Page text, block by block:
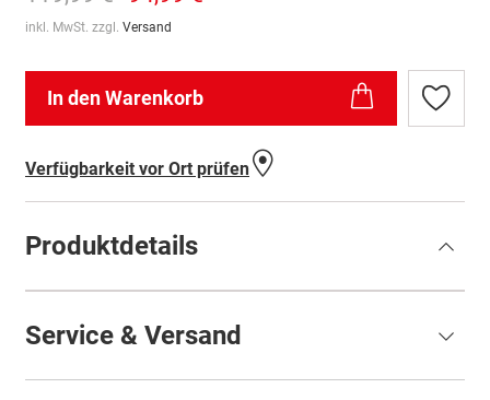
inkl. MwSt. zzgl. Versand
In den Warenkorb
Zur
Verfügbarkeit vor Ort prüfen
Produktdetails
Service & Versand